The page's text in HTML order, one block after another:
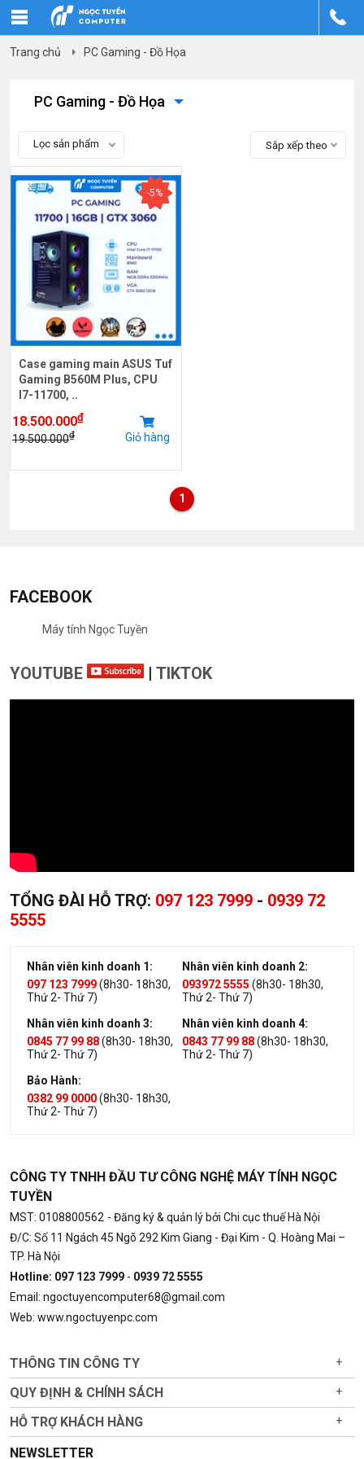
Trang chủ PC Gaming - Đồ Họa
PC Gaming - Đồ Họa
Lọc sản phẩm Sắp xếp theo
-5%
Case gaming main ASUS Tuf
Gaming B560M Plus, CPU
I7-11700, ..
18.500.000₫
19.500.000₫ Giỏ hàng
1
FACEBOOK
Máy tính Ngọc Tuyền
YOUTUBE | TIKTOK
TỔNG ĐÀI HỖ TRỢ: 097 123 7999 - 0939 72
5555
Nhân viên kinh doanh 1:
097 123 7999(8h30- 18h30,
Thứ 2- Thứ 7)
Nhân viên kinh doanh 2:
093972 5555 (8h30- 18h30,
Thứ 2- Thứ 7)
Nhân viên kinh doanh 3:
0845 77 99 88(8h30- 18h30,
Thứ 2- Thứ 7)
Nhân viên kinh doanh 4:
0843 77 99 88(8h30- 18h30,
Thứ 2- Thứ 7)
Bảo Hành:
0382 99 0000(8h30- 18h30,
Thứ 2- Thứ 7)
CÔNG TY TNHH ĐẦU TƯ CÔNG NGHỆ MÁY TÍNH NGỌC
TUYỀN
MST: 0108800562 - Đăng ký & quản lý bởi Chi cục thuế Hà Nội
Đ/C: Số 11 Ngách 45 Ngõ 292 Kim Giang - Đại Kim - Q. Hoàng Mai –
TP. Hà Nội
Hotline: 097 123 7999 - 0939 72 5555
Email: ngoctuyencomputer68@gmail.com
Web: www.ngoctuyenpc.com
THÔNG TIN CÔNG TY +
QUY ĐỊNH & CHÍNH SÁCH +
HỖ TRỢ KHÁCH HÀNG +
NEWSLETTER